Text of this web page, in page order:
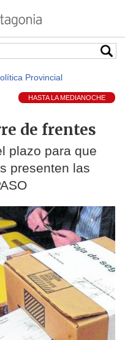
Provincial
HASTA LA MEDIANOCHE
de frentes
plazo para que
presenten las